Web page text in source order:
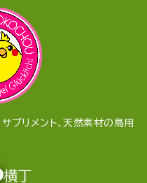
プリメント、天然素材の鳥用
横丁